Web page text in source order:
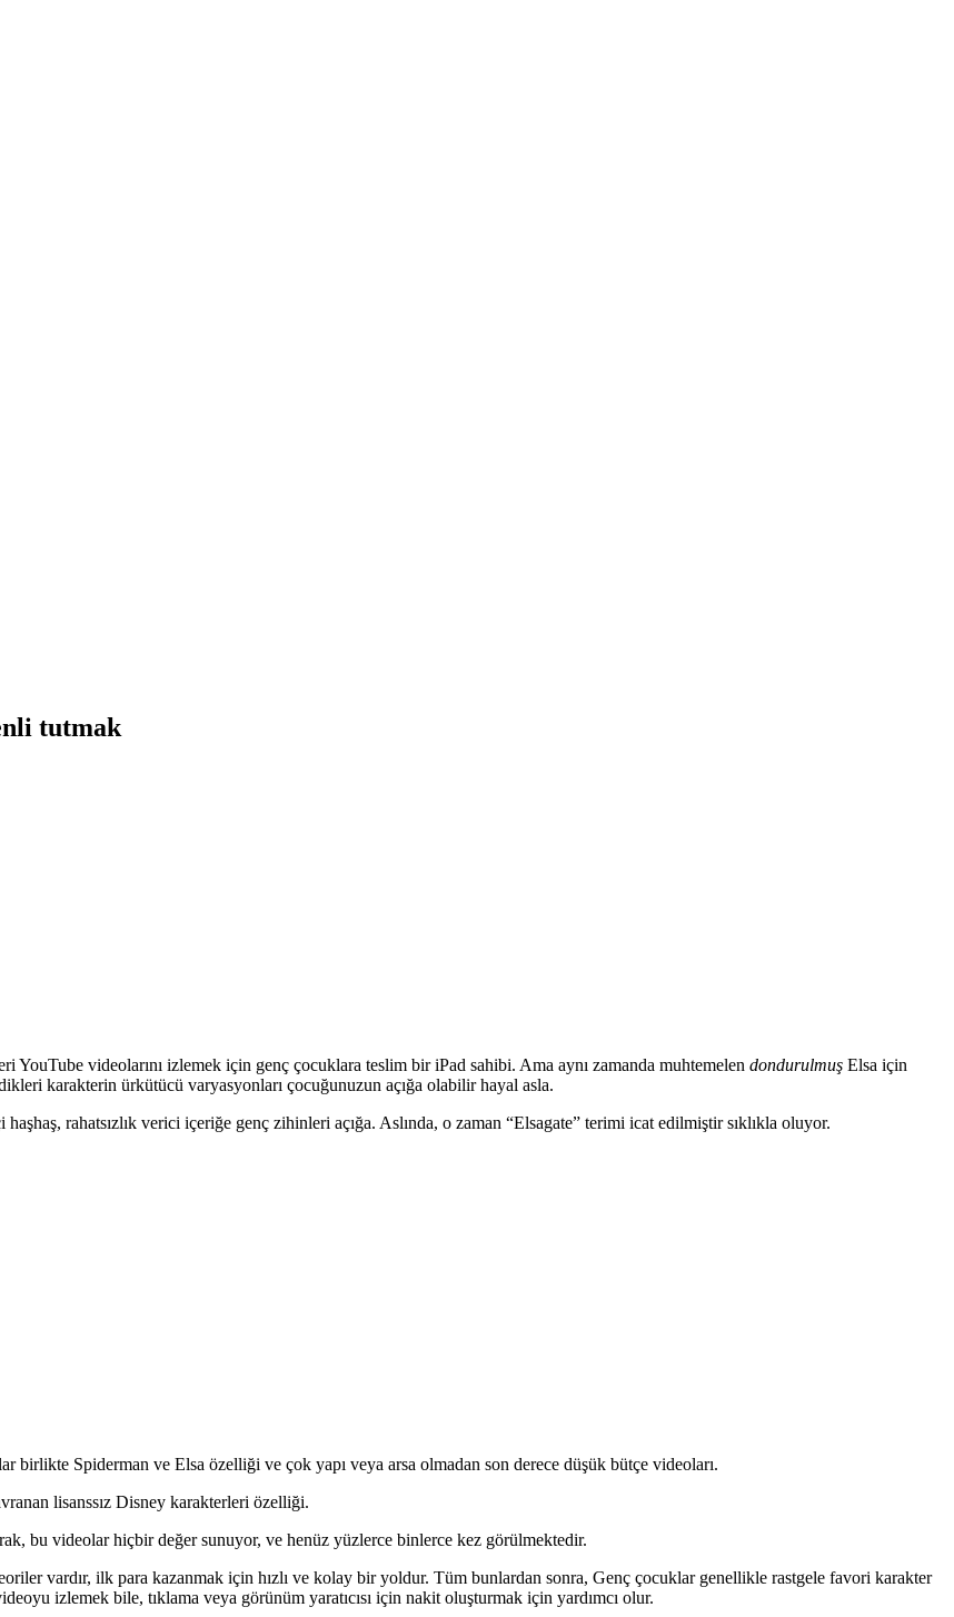
tutmak
videolarını izlemek için genç çocuklara teslim bir iPad sahibi. Ama aynı zamanda muhtemelen dondurulmuş Elsa için
karakterin ürkütücü varyasyonları çocuğunuzun açığa olabilir hayal asla.
rahatsızlık verici içeriğe genç zihinleri açığa. Aslında, o zaman “Elsagate” terimi icat edilmiştir sıklıkla oluyor.
Spiderman ve Elsa özelliği ve çok yapı veya arsa olmadan son derece düşük bütçe videoları.
lisanssız Disney karakterleri özelliği.
bu videolar hiçbir değer sunuyor, ve henüz yüzlerce binlerce kez görülmektedir.
vardır, ilk para kazanmak için hızlı ve kolay bir yoldur. Tüm bunlardan sonra, Genç çocuklar genellikle rastgele favori karakter
izlemek bile, tıklama veya görünüm yaratıcısı için nakit oluşturmak için yardımcı olur.